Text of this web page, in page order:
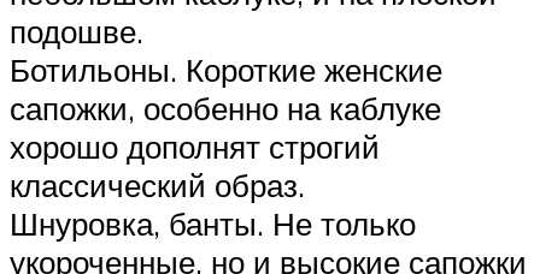
подошве.
Ботильоны. Короткие женские
сапожки, особенно на каблуке
хорошо дополнят строгий
классический образ.
Шнуровка, банты. Не только
укороченные, но и высокие сапожки